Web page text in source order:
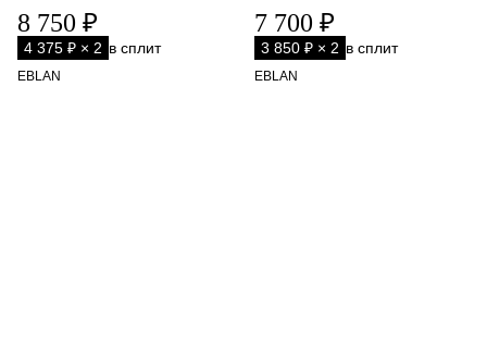
8 750 ₽
4 375 ₽ × 2 в сплит
EBLAN
7 700 ₽
3 850 ₽ × 2 в сплит
EBLAN